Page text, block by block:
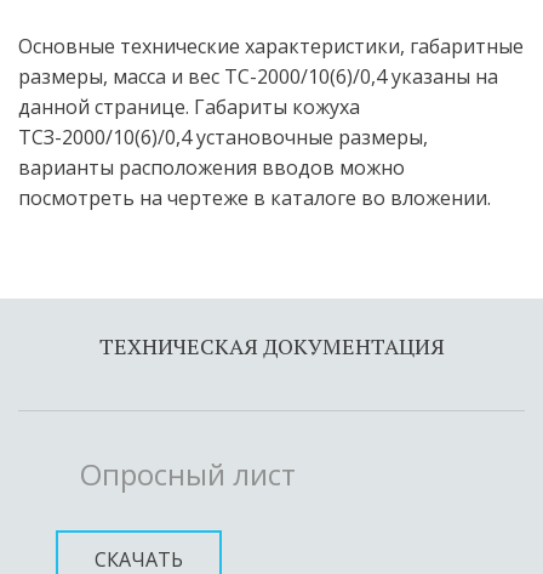
Основные технические характеристики, габаритные
размеры, масса и вес ТС-2000/10(6)/0,4 указаны на
данной странице. Габариты кожуха
ТСЗ-2000/10(6)/0,4 установочные размеры,
варианты расположения вводов можно
посмотреть на чертеже в каталоге во вложении.
ТЕХНИЧЕСКАЯ ДОКУМЕНТАЦИЯ
Опросный лист
СКАЧАТЬ